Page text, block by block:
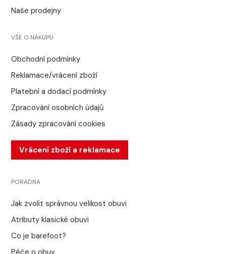
Naše prodejny
VŠE O NÁKUPU
Obchodní podmínky
Reklamace/vrácení zboží
Platební a dodací podmínky
Zpracování osobních údajů
Zásady zpracování cookies
Vrácení zboží a reklamace
PORADNA
Jak zvolit správnou velikost obuvi
Atributy klasické obuvi
Co je barefoot?
Péče o obuv